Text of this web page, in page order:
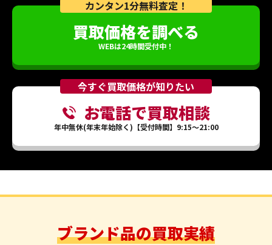
カンタン1分無料査定！
買取価格を調べる
WEBは24時間受付中！
今すぐ買取価格が知りたい
お電話で買取相談
年中無休(年末年始除く)【受付時間】9:15～21:00
ブランド品の買取実績